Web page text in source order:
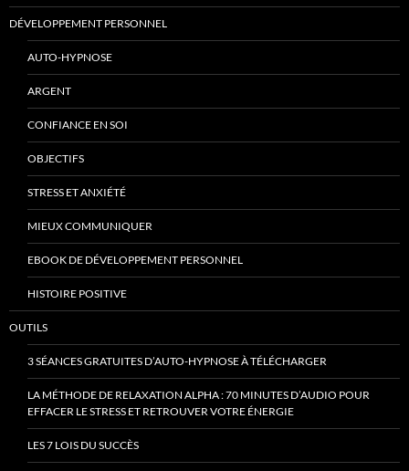
DÉVELOPPEMENT PERSONNEL
AUTO-HYPNOSE
ARGENT
CONFIANCE EN SOI
OBJECTIFS
STRESS ET ANXIÉTÉ
MIEUX COMMUNIQUER
EBOOK DE DÉVELOPPEMENT PERSONNEL
HISTOIRE POSITIVE
OUTILS
3 SÉANCES GRATUITES D’AUTO-HYPNOSE À TÉLÉCHARGER
LA MÉTHODE DE RELAXATION ALPHA : 70 MINUTES D’AUDIO POUR
EFFACER LE STRESS ET RETROUVER VOTRE ÉNERGIE
LES 7 LOIS DU SUCCÈS